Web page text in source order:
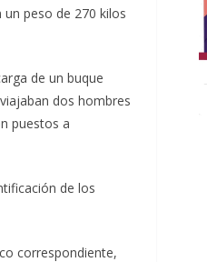
peso de 270 kilos
de un buque
dos hombres
puestos a
de los
correspondiente,